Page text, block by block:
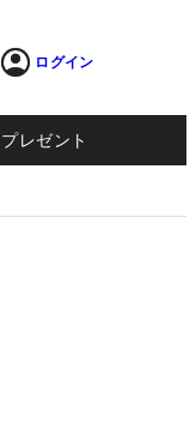
ログイン
プレゼント